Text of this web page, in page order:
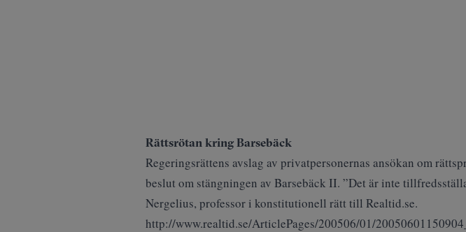
Rättsrötan kring Barsebäck
Regeringsrättens avslag av privatpersonernas ansökan om
beslut om stängningen av Barsebäck II. ”Det är inte
Nergelius, professor i konstitutionell rätt till Realtid.se.
http://www.realtid.se/ArticlePages/200506/01/